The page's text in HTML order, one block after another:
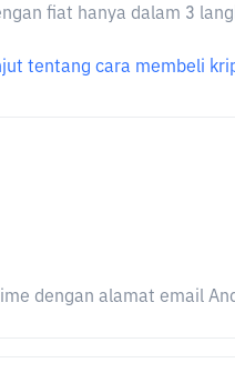
fiat hanya dalam 3
tentang cara membeli
dengan alamat email